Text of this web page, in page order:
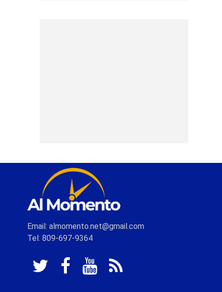
Email: almomento.net@gmail.com
Tel: 809-697-9364